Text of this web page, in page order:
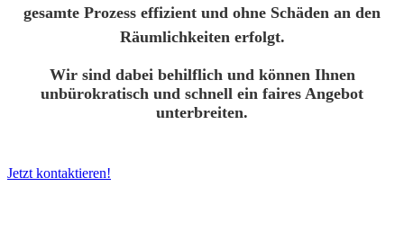
gesamte Prozess effizient und ohne Schäden an den
Räumlichkeiten erfolgt.
Wir sind dabei behilflich und können Ihnen
unbürokratisch und schnell ein faires Angebot
unterbreiten.
Jetzt kontaktieren!